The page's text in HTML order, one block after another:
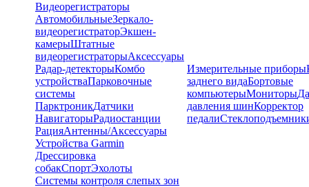
Видеорегистраторы
АвтомобильныеЗеркало-
видеорегистраторЭкшен-
камерыШтатные
видеорегистраторыАксессуары
Радар-детекторыКомбо
устройстваПарковочные
системы
ПарктроникДатчики
НавигаторыРадиостанции
РацияАнтенны/Аксессуары
Устройства Garmin
Дрессировка
собакСпортЭхолоты
Системы контроля слепых зон
Измерительные приборы
заднего видаБортовые
компьютерыМониторы
давления шинКорректор
педали